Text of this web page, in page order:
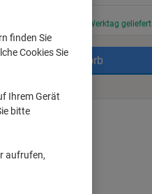
bestellt, am nächsten Werktag geliefert
In den Warenkorb
finden Sie
Cookies Sie
Ihrem Gerät
bitte
aufrufen,